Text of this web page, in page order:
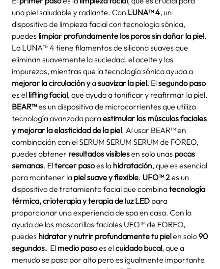
una piel saludable y radiante. Con LUNA™ 4, un
dispositivo de limpieza facial con tecnología sónica,
puedes limpiar profundamente los poros sin dañar la piel.
La LUNA™ 4 tiene filamentos de silicona suaves que
eliminan suavemente la suciedad, el aceite y las
impurezas, mientras que la tecnología sónica ayuda a
mejorar la circulación yasuavizar la piel. Elsegundo paso
es el lifting facial, que ayuda a tonificar y reafirmar la piel.
BEAR™es un dispositivo de microcorrientes que utiliza
tecnología avanzada paraestimular los músculos faciales
y mejorar la elasticidad de la piel. Al usar BEAR™ en
combinación con el SERUM SERUM SERUM de FOREO,
puedes obtener resultados visiblesen solo unas pocas
semanas. Eltercer pasoes la hidratación, que es esencial
para mantener la piel suave y flexible. UFO™ 2es un
dispositivo de tratamiento facial que combinatecnología
térmica, crioterapia y terapia de luz LED para
proporcionar una experiencia de spa en casa. Con la
ayuda de las mascarillas faciales UFO™ de FOREO,
puedes hidratar y nutrir profundamente tu pielen solo90
segundos. El medio pasoes elcuidado bucal, que a
menudo se pasa por alto pero es igualmente importante